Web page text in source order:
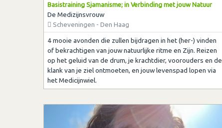
Basistraining Sjamanisme; in Verbinding met jouw Natuur
De Medizijnsvrouw
Scheveningen - Den Haag
4 mooie avonden die zullen bijdragen in het (her-) vinden
of bekrachtigen van jouw natuurlijke ritme en Zijn. Reizen
op het geluid van de drum, je krachtdier, voorouders en de
klank van je ziel ontmoeten, en jouw levenspad lopen via
het Medicijnwiel.